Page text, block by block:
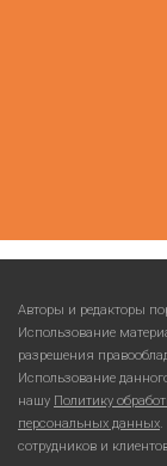
Авторы и редакторы
Использование
разрешения
Использование
нашу Политику
персональных данных.
сотрудников и